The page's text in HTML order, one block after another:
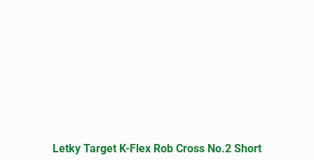
Letky Target K-Flex Rob Cross No.2 Short